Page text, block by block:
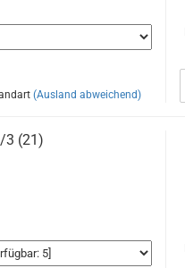
(Ausland abweichend)
3 (21)